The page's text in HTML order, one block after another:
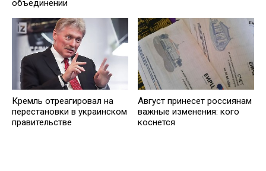
объединении
Кремль отреагировал на
перестановки в украинском
правительстве
Август принесет россиянам
важные изменения: кого
коснется